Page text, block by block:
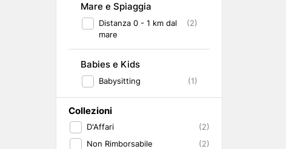
Mare e Spiaggia
Distanza 0 - 1 km dal
mare
(2)
Babies e Kids
Babysitting (1)
Collezioni
D'Affari
(2)
Non Rimborsabile
(2)